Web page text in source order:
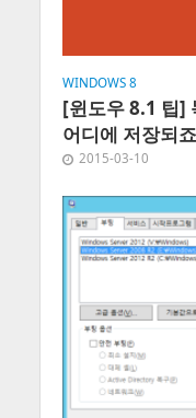
WINDOWS 8
[윈도우 8.1 팁]
어디에 저장되
2015-03-10